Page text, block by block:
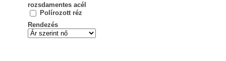
rozsdamentes acél
Polírozott réz
Rendezés